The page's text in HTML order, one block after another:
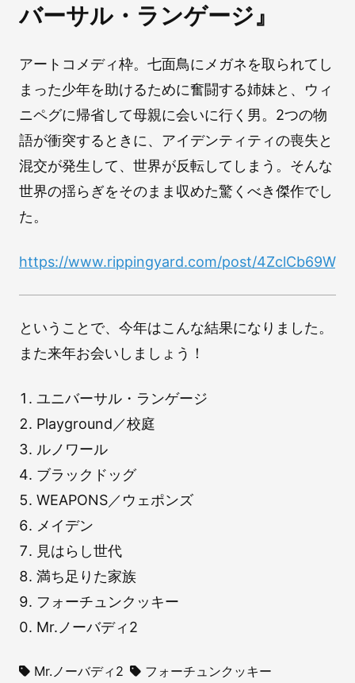
バーサル・ランゲージ』
アートコメディ枠。七面鳥にメガネを取られてし
まった少年を助けるために奮闘する姉妹と、ウィ
ニペグに帰省して母親に会いに行く男。2つの物
語が衝突するときに、アイデンティティの喪失と
混交が発生して、世界が反転してしまう。そんな
世界の揺らぎをそのまま収めた驚くべき傑作でし
た。
https://www.rippingyard.com/post/
ということで、今年はこんな結果になりました。
また来年お会いしましょう！
ユニバーサル・ランゲージ
Playground／校庭
ルノワール
ブラックドッグ
WEAPONS／ウェポンズ
メイデン
見はらし世代
満ち足りた家族
フォーチュンクッキー
Mr.ノーバディ2
Mr.ノーバディ2 フォーチュンクッキー